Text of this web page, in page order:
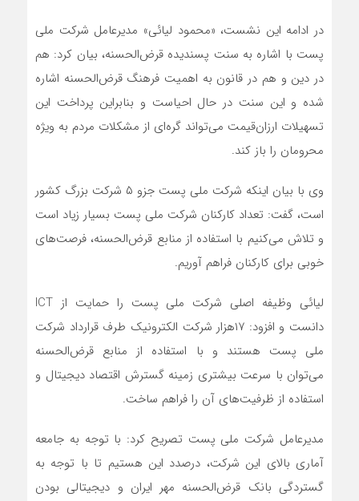
در ادامه این نشست، «محمود لیائی» مدیرعامل شرکت ملی
پست با اشاره به سنت پسندیده قرض‌الحسنه، بیان کرد: هم
در دین و هم در قانون به اهمیت فرهنگ قرض‌الحسنه اشاره
شده و این سنت در حال احیاست و بنابراین پرداخت این
تسهیلات ارزان‌قیمت می‌تواند گره‌ای از مشکلات مردم به ویژه
محرومان را باز کند.
وی با بیان اینکه شرکت ملی پست جزو ۵ شرکت بزرگ کشور
است، گفت: تعداد کارکنان شرکت ملی پست بسیار زیاد است
و تلاش می‌کنیم با استفاده از منابع قرض‌الحسنه، فرصت‌های
خوبی برای کارکنان فراهم آوریم.
لیائی وظیفه اصلی شرکت ملی پست را حمایت از ICT
دانست و افزود: ۱۷هزار شرکت الکترونیک طرف قرارداد شرکت
ملی پست هستند و با استفاده از منابع قرض‌الحسنه
می‌توان با سرعت بیشتری زمینه گسترش اقتصاد دیجیتال و
استفاده از ظرفیت‌های آن را فراهم ساخت.
مدیرعامل شرکت ملی پست تصریح کرد: با توجه به جامعه
آماری بالای این شرکت، درصدد این هستیم تا با توجه به
گستردگی بانک قرض‌الحسنه مهر ایران و دیجیتالی بودن